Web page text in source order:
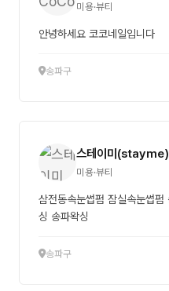
미용·뷰티
안녕하세요 코코네일입니다
송파구
스테이미(stayme)
미용·뷰티
삼전동속눈썹펌 잠실속눈썹펌 송파속눈썹펌 삼전동왁싱 잠실왁
싱 송파왁싱
송파구